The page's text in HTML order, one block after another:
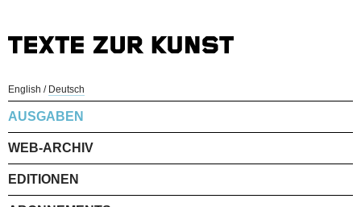
English / Deutsch
AUSGABEN
WEB-ARCHIV
EDITIONEN